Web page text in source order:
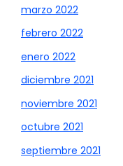
marzo 2022
febrero 2022
enero 2022
diciembre 2021
noviembre 2021
octubre 2021
septiembre 2021